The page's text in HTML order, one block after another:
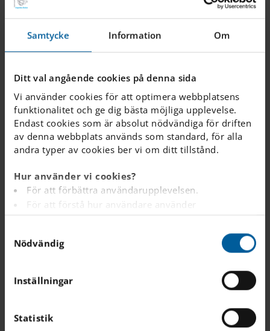
Samtycke Information Om
Ditt val angående cookies på denna sida
Vi använder cookies för att optimera webbplatsens
funktionalitet och ge dig bästa möjliga upplevelse.
Endast cookies som är absolut nödvändiga för driften
av denna webbplats används som standard, för alla
andra typer av cookies ber vi om ditt tillstånd.
Hur använder vi cookies?
För att förbättra användarupplevelsen.
För att förstå hur användare använder
webbplatsen.
Analys av webbplatsen i marknadsförings- och
reklamsyfte.
webbplatser baserat på dina intressen.
För att spåra om en besökare är inloggad eller inte.
tredjepartsleverantörer som Google, Facebook,
Nödvändig
Inställningar
Statistik
KVALITETSRAPPORT | 2026 JANUARI 14
Trygghet och läsförståelse
lägger grunden för våra
el...
Idag publicerar Internationella Engelska Skolan
(IES) sin årliga kvalitetsrapport för läsåret
2024/2025. Rapporten belyser hur systematiskt